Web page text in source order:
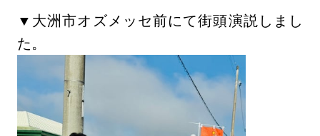
お問い合わせ
▼大洲市オズメッセ前にて街頭演説しまし
た。